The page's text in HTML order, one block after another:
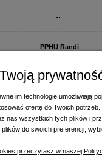
..
PPHU Randi
ul. Starogardzka 77 (wjazd od ul.
+48 58 770 31 80
- centrala
im technologie umożliwiają
ofertę do Twoich
nas wszystkich tych plików i
do swoich preferencji,
przeczytasz w naszej